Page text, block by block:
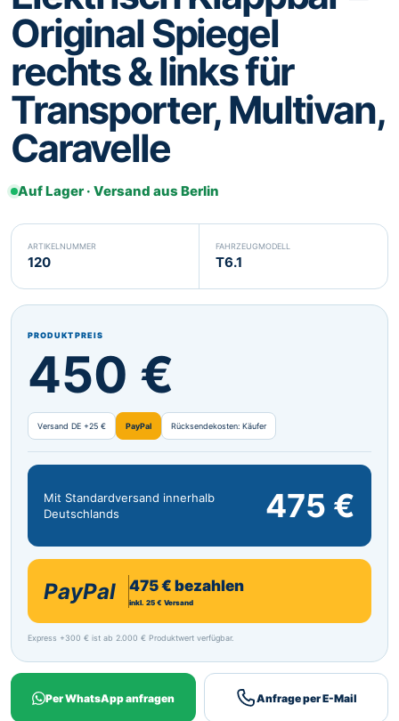
Svenska SV Suomi
Eesti ET Latviešu
Lietuvių LT Malti MT
Gaeilge
Original Spiegel
rechts & links für
Transporter, Multivan,
Caravelle
Auf Lager · Versand aus Berlin
ARTIKELNUMMER
120
FAHRZEUGMODELL
T6.1
PRODUKTPREIS
450 €
Versand DE +25 € PayPal Rücksendekosten: Käufer
Mit Standardversand innerhalb
Deutschlands
475 €
PayPal 475 € bezahlen
inkl. 25 € Versand
Express +300 € ist ab 2.000 € Produktwert verfügbar.
Per WhatsApp anfragen Anfrage per E-Mail